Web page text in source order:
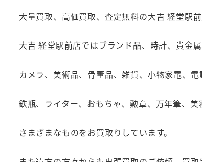
大量買取、高価買取、査定無料の大吉 経堂駅
大吉 経堂駅前店ではブランド品、時計、貴金
カメラ、美術品、骨董品、雑貨、小物家電、
鉄瓶、ライター、おもちゃ、勲章、万年筆、
さまざまなものをお買取りしています。